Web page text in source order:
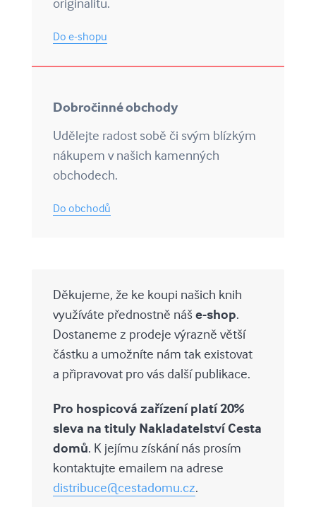
Do e-shopu
Dobročinné obchody
Udělejte radost sobě či svým blízkým
nákupem v našich kamenných
obchodech.
Do obchodů
Děkujeme, že ke koupi našich knih
využíváte přednostně náše-shop.
Dostaneme z prodeje výrazně větší
částku a umožníte nám tak existovat
a připravovat pro vás další publikace.
Pro hospicová zařízení platí 20%
sleva na tituly Nakladatelství Cesta
domů. K jejímu získání nás prosím
kontaktujte emailem na adrese
distribuce@cestadomu.cz.